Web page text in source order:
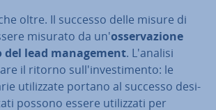
oltre. Il successo delle misure di
misurato da un'os­ser­va­zio­ne
del lead ma­na­ge­ment. L'analisi
il ritorno sul­l'in­ve­sti­men­to: le
uti­liz­za­te portano al successo de­si­
possono essere uti­liz­za­ti per